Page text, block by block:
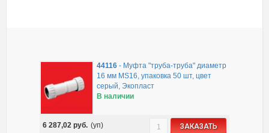
44116- Муфта "труба-труба" диаметр
16 мм MS16, упаковка 50 шт, цвет
серый, Экопласт
В наличии
6 287,02 руб. (уп) ЗАКАЗАТЬ